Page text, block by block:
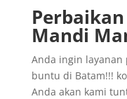
Mandi
Anda ingin
buntu di Batam!!!
Anda akan kami